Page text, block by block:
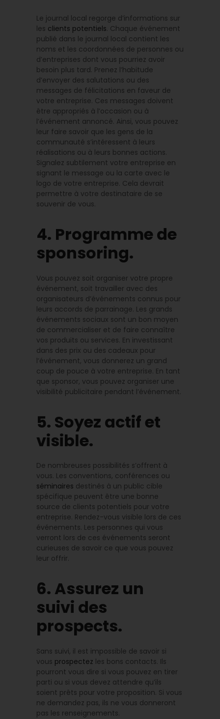
Le journal local regorge d’informations sur
les clients potentiels. Chaque événement
publié dans le journal local contient les
noms et les coordonnées de personnes ou
d’entreprises dont vous pourriez avoir
besoin plus tard. Prenez l’habitude
d’envoyer des salutations ou des
messages de félicitations en faveur de
votre entreprise. Ces messages doivent
être appropriés à l’occasion ou à
l’événement annoncé. Ainsi, vous pouvez
leur faire savoir que les gens de la
communauté s’intéressent à leurs
réalisations ou à leurs bonnes actions.
Signalez subtilement votre entreprise en
signant le message ou la carte avec le
logo de votre entreprise. Cela devrait
permettre à votre destinataire de se
souvenir de vous.
4. Programme de
sponsoring.
Vous pouvez soit organiser votre propre
événement, soit travailler avec des
organisateurs d’événements connus pour
leurs accords de parrainage. Les grands
événements sociaux sont un bon moyen
de commercialiser et de faire connaître
vos produits ou services. En investissant
dans des prix ou des cadeaux pour
l’événement, vous donnerez un grand
coup de pouce à votre entreprise. En tant
que sponsor, vous pouvez organiser une
visibilité publicitaire pendant l’événement.
5. Soyez actif et
visible.
De nombreuses possibilités s’offrent à
vous. Les conventions, conférences ou
séminaires destinés à un public cible
spécifique peuvent être une bonne
source de clients potentiels pour votre
entreprise. Rendez-vous visible lors de ces
événements. Les personnes qui vous
verront lors de ces événements seront
curieuses de savoir ce que vous pouvez
leur offrir.
6. Assurez un
suivi des
prospects.
Sans suivi, il est impossible de savoir si
vous prospectez les bons contacts. Ils
pourront vous dire si vous pouvez en tirer
parti ou si vous devez attendre qu’ils
soient prêts pour votre proposition. Si vous
ne demandez pas, ils ne vous donneront
pas les renseignements.